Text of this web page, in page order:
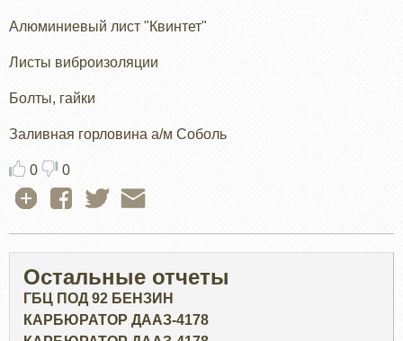
Алюминиевый лист "Квинтет"
Листы виброизоляции
Болты, гайки
Заливная горловина а/м Соболь
0 0
Остальные отчеты
ГБЦ ПОД 92 БЕНЗИН
КАРБЮРАТОР ДААЗ-4178